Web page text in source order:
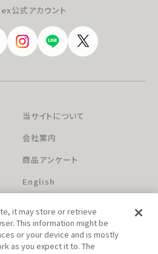
公式アカウント
当サイトについて
会社案内
商品アンケート
English
it may store or retrieve
This information might be
or your device and is mostly
as you expect it to. The